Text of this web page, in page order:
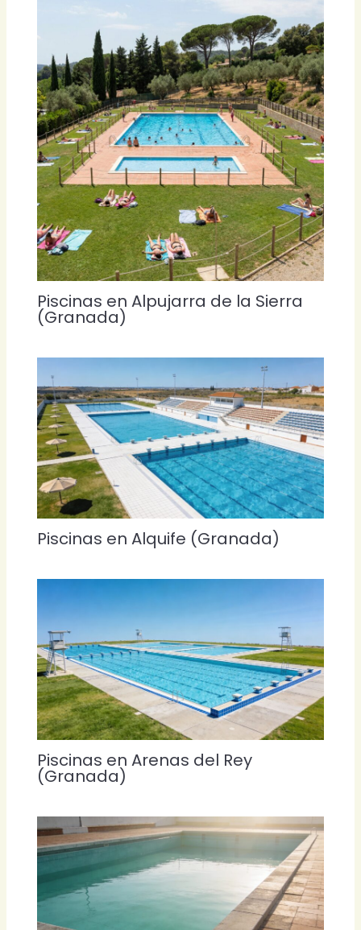
Piscinas en Alpujarra de la Sierra
(Granada)
Piscinas en Alquife (Granada)
Piscinas en Arenas del Rey
(Granada)